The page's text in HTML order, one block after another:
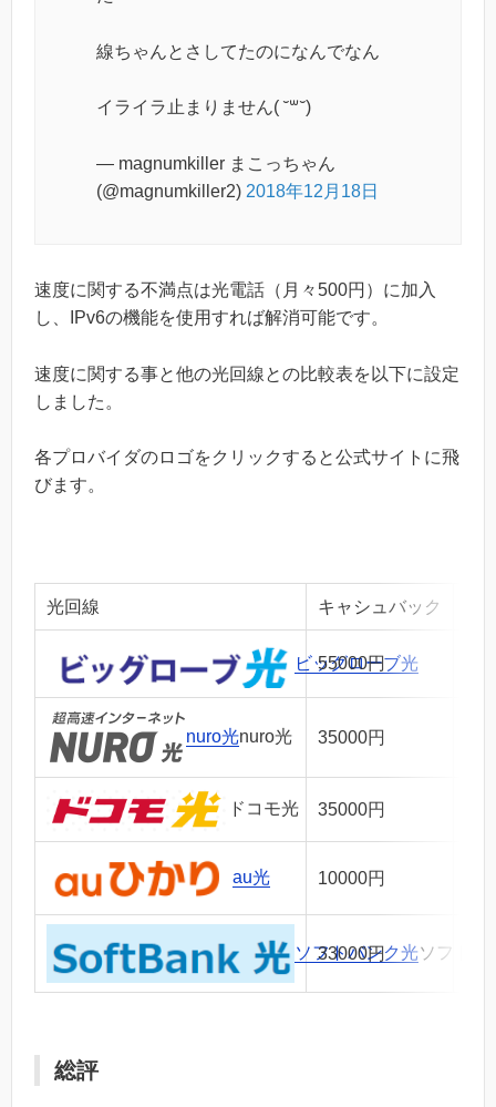
線ちゃんとさしてたのになんでなん
イライラ止まりません( ˘꒳˘)
— magnumkiller まこっちゃん
(@magnumkiller2) 2018年12月18日
速度に関する不満点は光電話（月々500円）に加入
し、IPv6の機能を使用すれば解消可能です。
速度に関する事と他の光回線との比較表を以下に設定
しました。
各プロバイダのロゴをクリックすると公式サイトに飛
びます。
光回線 キャシュバック
ビッグローブ光
55000円
nuro光nuro光 35000円
ドコモ光 35000円
au光 10000円
ソフトバンク光ソフトバ
33000円
総評